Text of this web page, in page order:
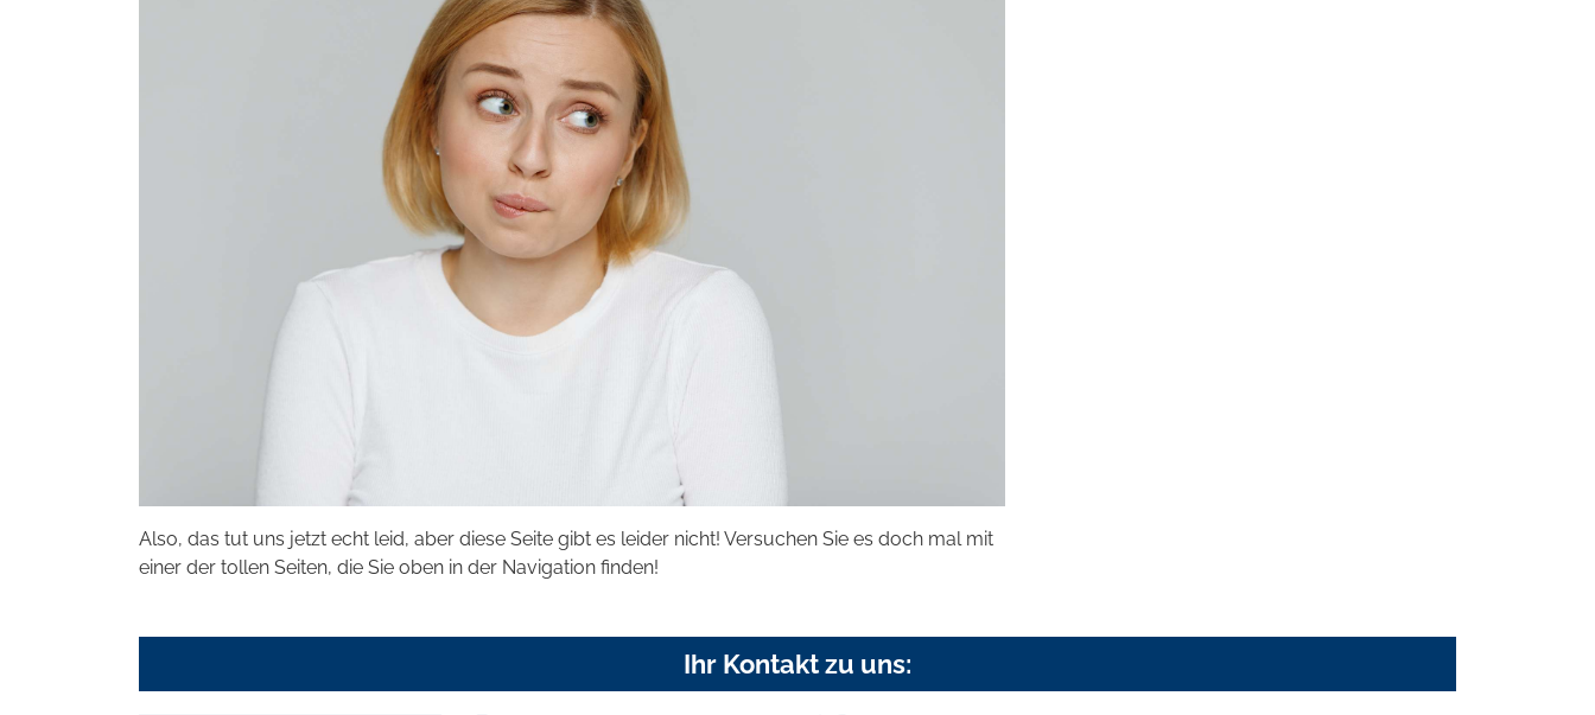
Also, das tut uns jetzt echt leid, aber diese Seite gibt es leider nicht! Versuchen Sie es doch mal mit
einer der tollen Seiten, die Sie oben in der Navigation finden!
Ihr Kontakt zu uns: